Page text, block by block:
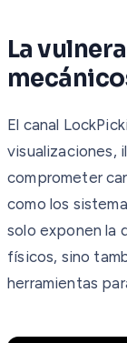
La
El canal
visualizaciones,
comprometer
como los
solo exponen la
físicos, sino
herramientas